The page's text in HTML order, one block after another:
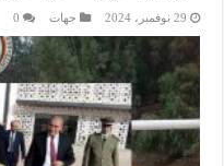
29 نوفمبر، 2024 جهات 0